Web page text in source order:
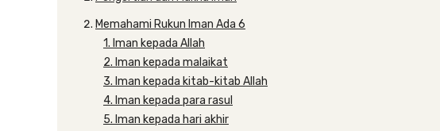
Memahami Rukun Iman Ada 6
1. Iman kepada Allah
2. Iman kepada malaikat
3. Iman kepada kitab-kitab Allah
4. Iman kepada para rasul
5. Iman kepada hari akhir